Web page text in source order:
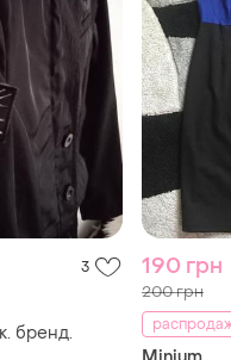
3
бренд.
190 грн
200 грн